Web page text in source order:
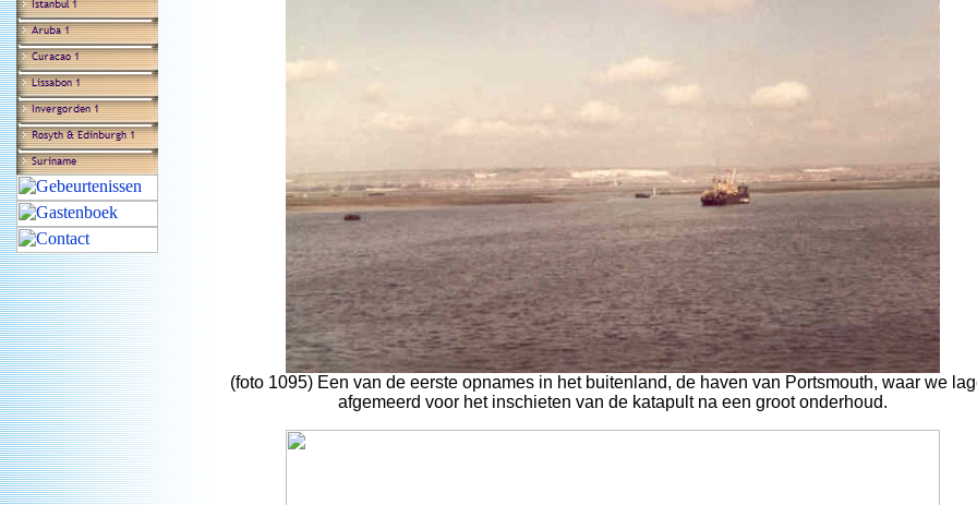
(foto 1095) Een van de eerste opnames in het buitenland, de haven van Portsmouth, waar we
afgemeerd voor het inschieten van de katapult na een groot onderhoud.